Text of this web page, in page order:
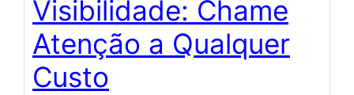
Visibilidade: Chame
Atenção a Qualquer
Custo